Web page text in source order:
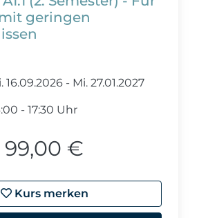
geringen
16.09.2026 - Mi. 27.01.2027
- 17:30 Uhr
99,00 €
Kurs merken